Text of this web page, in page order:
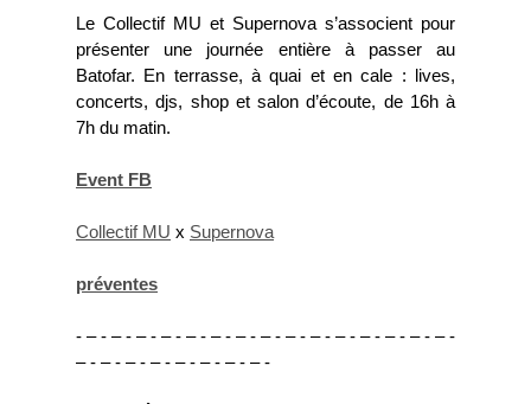
Le Collectif MU et Supernova s’associent pour
présenter une journée entière à passer au
Batofar. En terrasse, à quai et en cale : lives,
concerts, djs, shop et salon d’écoute, de 16h à
7h du matin.
Event FB
Collectif MU x Supernova
préventes
- – - – - – - – - – - – - – - – - – - – - – - – - – - – - – -
– - – - – - – - – - – - – - – -